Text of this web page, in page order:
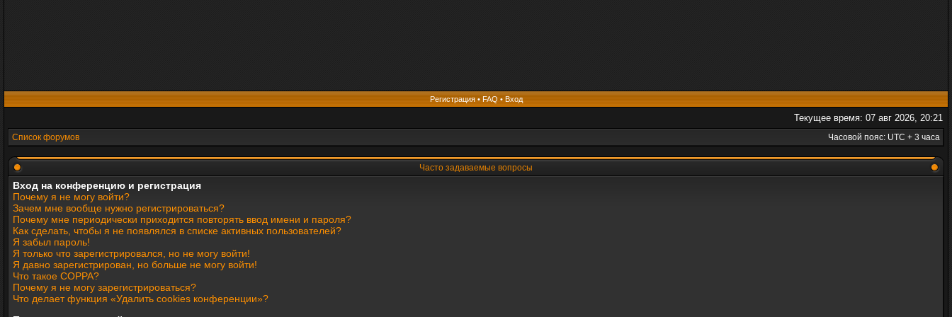
Регистрация• FAQ • Вход
Текущее время: 07 авг 2026, 20:21
Список форумов Часовой пояс: UTC + 3 часа
Часто задаваемые вопросы
Вход на конференцию и регистрация
Почему я не могу войти?
Зачем мне вообще нужно регистрироваться?
Почему мне периодически приходится повторять ввод имени и пароля?
Как сделать, чтобы я не появлялся в списке активных пользователей?
Я забыл пароль!
Я только что зарегистрировался, но не могу войти!
Я давно зарегистрирован, но больше не могу войти!
Что такое COPPA?
Почему я не могу зарегистрироваться?
Что делает функция «Удалить cookies конференции»?